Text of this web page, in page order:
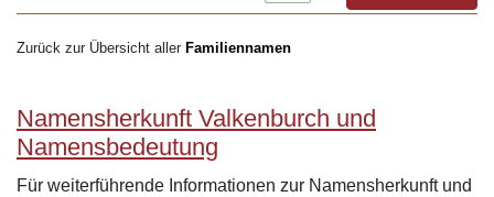
Zurück zur Übersicht aller Familiennamen
Namensherkunft Valkenburch und
Namensbedeutung
Für weiterführende Informationen zur Namensherkunft und